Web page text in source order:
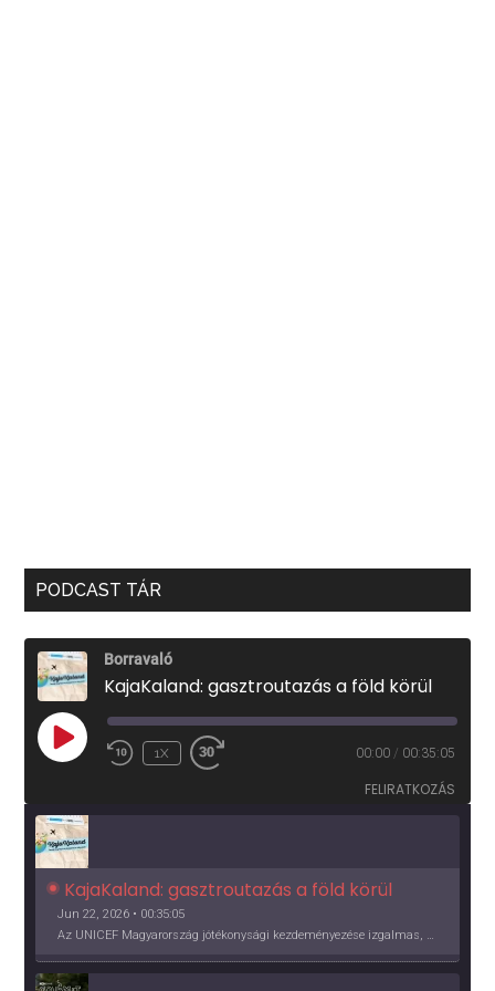
PODCAST TÁR
Borravaló
KajaKaland: gasztroutazás a föld körül
PLAY
EPISODE
1X 00:00 / 00:35:05
FELIRATKOZÁS
KajaKaland: gasztroutazás a föld körül
Jun 22, 2026 • 00:35:05
Az UNICEF Magyarország jótékonysági kezdeményezése izgalmas, egész éves világkörüli ízutazásra hív, igazi családi program és gasztroedukáció, illetve segítség a rászorulóknak is egyben.